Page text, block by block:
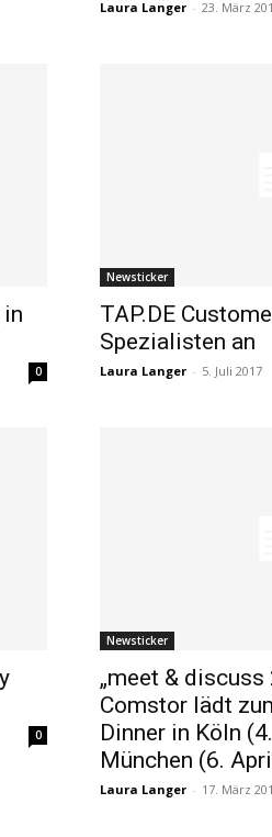
Laura Langer - 23. März
0
Newsticker
TAP.DE
Spezialisten an
Laura Langer - 5. Juli 2017
0
Newsticker
„meet & discuss
Comstor lädt
Dinner in Köln
München (6.
Laura Langer - 17. März